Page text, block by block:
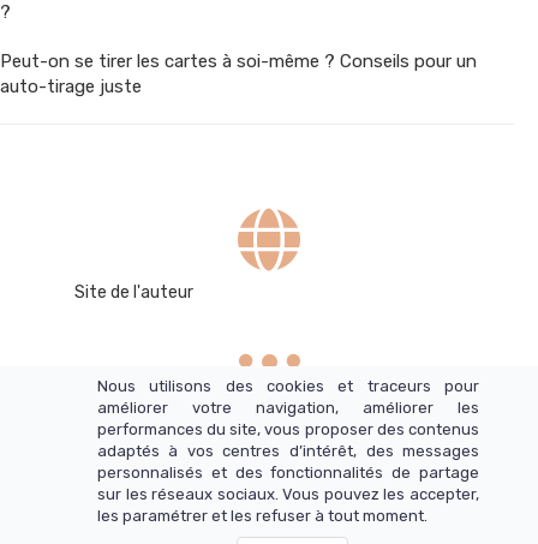
?
Peut-on se tirer les cartes à soi-même ? Conseils pour un
auto-tirage juste
Site de l'auteur
Son équipe
Mentions légales-CGV /CGU
Inscrivez-vous au Programme d'affiliation
Nous utilisons des cookies et traceurs pour
améliorer votre navigation, améliorer les
performances du site, vous proposer des contenus
adaptés à vos centres d’intérêt, des messages
personnalisés et des fonctionnalités de partage
sur les réseaux sociaux. Vous pouvez les accepter,
les paramétrer et les refuser à tout moment.